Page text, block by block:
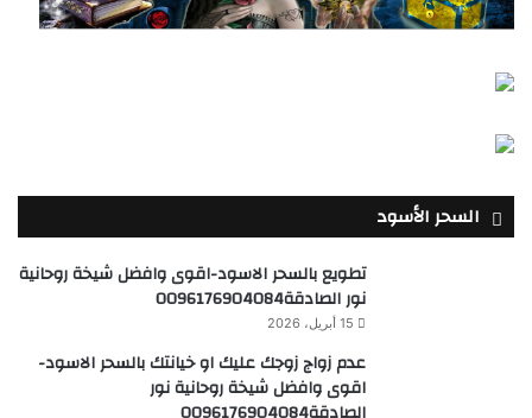
السحر الأسود
تطويع بالسحر الاسود-اقوى وافضل شيخة روحانية
نور الصادقة0096176904084
15 أبريل، 2026
عدم زواج زوجك عليك او خيانتك بالسحر الاسود-
اقوى وافضل شيخة روحانية نور